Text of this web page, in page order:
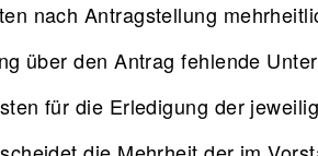
nach Antragstellung
über den Antrag fehlende
für die Erledigung der